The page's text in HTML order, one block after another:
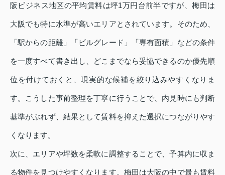
阪ビジネス地区の平均賃料は坪1万円台前半ですが、梅田は
大阪でも特に水準が高いエリアとされています。そのため、
「駅からの距離」「ビルグレード」「専有面積」などの条件
を一度すべて書き出し、どこまでなら妥協できるのか優先順
位を付けておくと、現実的な候補を絞り込みやすくなりま
す。こうした事前整理を丁寧に行うことで、内見時にも判断
基準がぶれず、結果として賃料を抑えた選択につながりやす
くなります。
次に、エリアや坪数を柔軟に調整することで、予算内に収ま
る物件を見つけやすくなります。梅田は大阪の中で最も賃料